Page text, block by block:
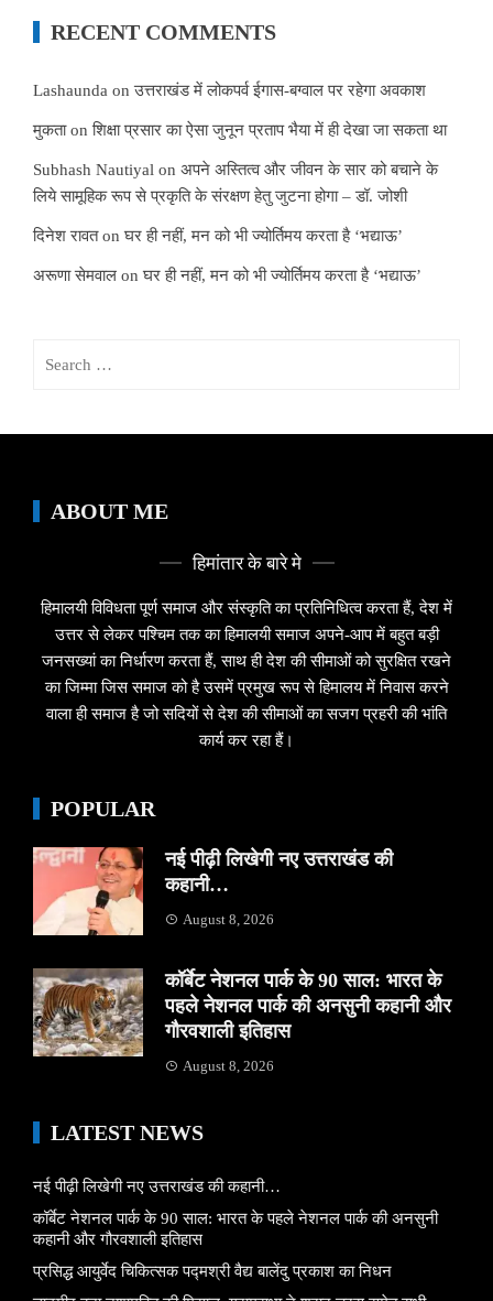
RECENT COMMENTS
Lashaunda onउत्तराखंड में लोकपर्व ईगास-बग्वाल पर रहेगा अवकाश
मुकताonशिक्षा प्रसार का ऐसा जुनून प्रताप भैया में ही देखा जा सकता था
Subhash Nautiyal on अपने अस्तित्व और जीवन के सार को बचाने के
लिये सामूहिक रूप से प्रकृति के संरक्षण हेतु जुटना होगा – डॉ. जोशी
दिनेश रावतonघर ही नहीं, मन को भी ज्योर्तिमय करता है ‘भद्याऊ’
अरूणा सेमवाल onघर ही नहीं, मन को भी ज्योर्तिमय करता है ‘भद्याऊ’
ABOUT ME
हिमांतार के बारे मे
हिमालयी विविधता पूर्ण समाज और संस्कृति का प्रतिनिधित्व करता हैं, देश में
उत्तर से लेकर पश्चिम तक का हिमालयी समाज अपने-आप में बहुत बड़ी
जनसख्यां का निर्धारण करता हैं, साथ ही देश की सीमाओं को सुरक्षित रखने
का जिम्मा जिस समाज को है उसमें प्रमुख रूप से हिमालय में निवास करने
वाला ही समाज है जो सदियों से देश की सीमाओं का सजग प्रहरी की भांति
कार्य कर रहा हैं।
POPULAR
नई पीढ़ी लिखेगी नए उत्तराखंड की
कहानी…
August 8, 2026
कॉर्बेट नेशनल पार्क के 90 साल: भारत के
पहले नेशनल पार्क की अनसुनी कहानी और
गौरवशाली इतिहास
August 8, 2026
LATEST NEWS
नई पीढ़ी लिखेगी नए उत्तराखंड की कहानी…
कॉर्बेट नेशनल पार्क के 90 साल: भारत के पहले नेशनल पार्क की अनसुनी
कहानी और गौरवशाली इतिहास
प्रसिद्ध आयुर्वेद चिकित्सक पद्मश्री वैद्य बालेंदु प्रकाश का निधन